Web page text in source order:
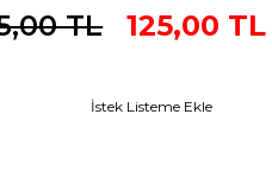
TL 125,00 TL
İstek Listeme Ekle